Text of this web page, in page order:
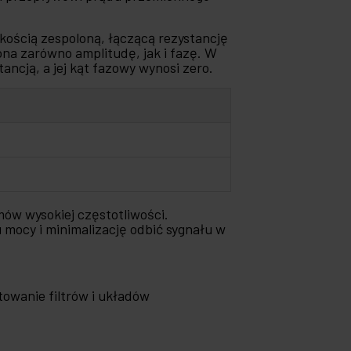
zespoloną, łączącą rezystancję
zarówno amplitudę, jak i fazę. W
a jej kąt fazowy wynosi zero.
wysokiej częstotliwości.
i minimalizację odbić sygnału w
filtrów i układów